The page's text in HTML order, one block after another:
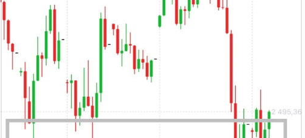
Также в канале найдешь топовые идеи с высоким профитом,
ежедневные обзоры и обучение 📚
$MXM6 $MMM6 $MXU6 $MMU6